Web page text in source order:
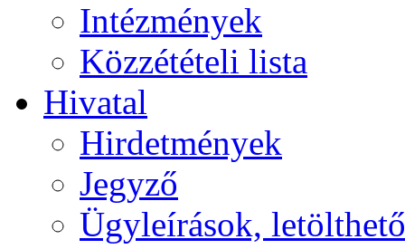
Intézmények
Közzétételi lista
Hivatal
Hirdetmények
Jegyző
Ügyleírások,